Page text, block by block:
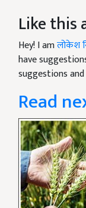
Like this
Hey! I amलोकेश
have
suggestions
Read